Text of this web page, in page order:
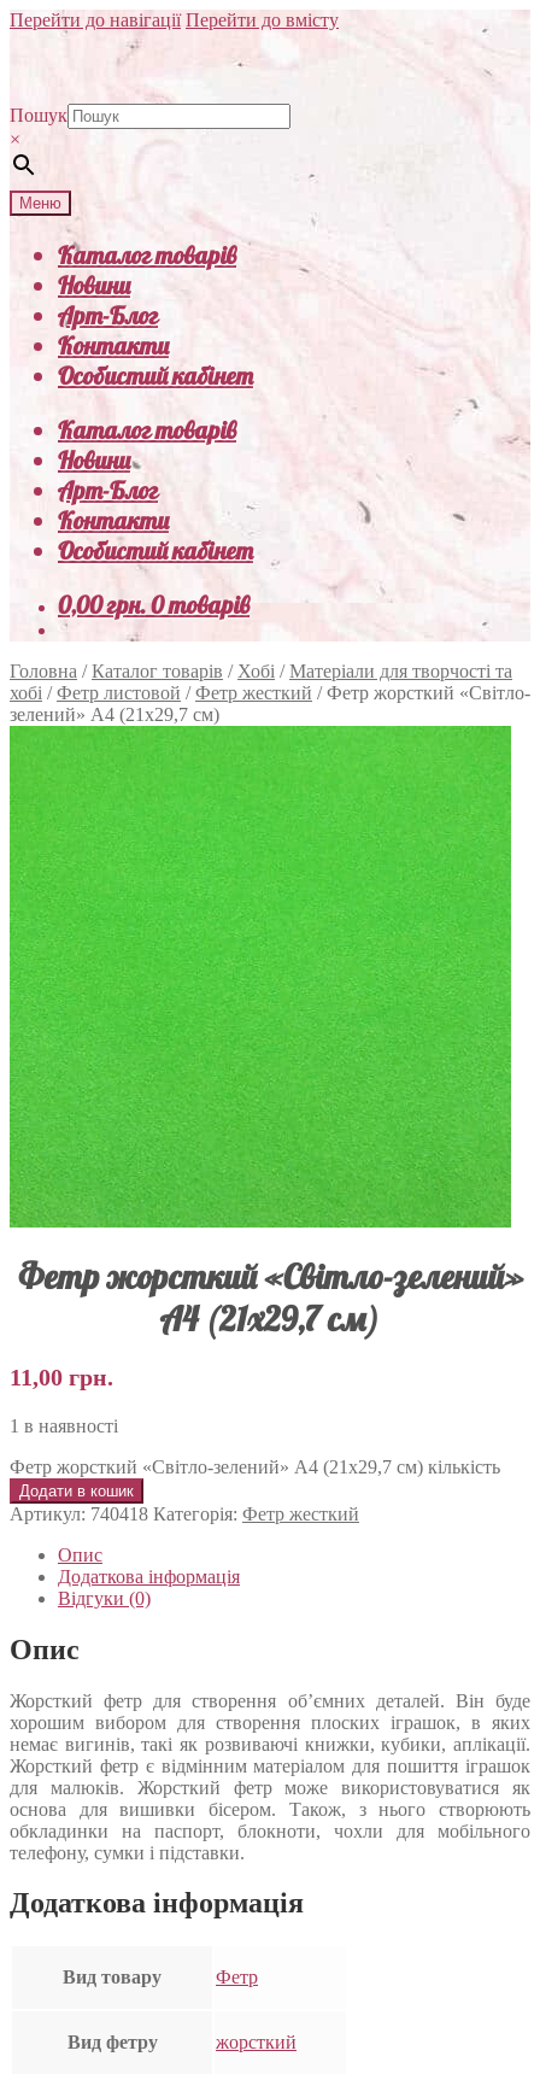
Перейти до навігації Перейти до вмісту
Пошук
×
Меню
Каталог товарів
Новини
Арт-Блог
Контакти
Особистий кабінет
Каталог товарів
Новини
Арт-Блог
Контакти
Особистий кабінет
0,00грн.0 товарів
Головна /Каталог товарів / Хобі /Матеріали для творчості та
хобі /Фетр листовой /Фетр жесткий /Фетр жорсткий «Світло-
зелений» А4 (21х29,7 см)
Фетр жорсткий «Світло-зелений»
А4 (21х29,7 см)
11,00 грн.
1 в наявності
Фетр жорсткий «Світло-зелений» А4 (21х29,7 см) кількість
Додати в кошик
Артикул: 740418 Категорія: Фетр жесткий
Опис
Додаткова інформація
Відгуки (0)
Опис
Жорсткий фетр для створення об’ємних деталей. Він буде
хорошим вибором для створення плоских іграшок, в яких
немає вигинів, такі як розвиваючі книжки, кубики, аплікації.
Жорсткий фетр є відмінним матеріалом для пошиття іграшок
для малюків. Жорсткий фетр може використовуватися як
основа для вишивки бісером. Також, з нього створюють
обкладинки на паспорт, блокноти, чохли для мобільного
телефону, сумки і підставки.
Додаткова інформація
Вид товару Фетр
Вид фетру жорсткий